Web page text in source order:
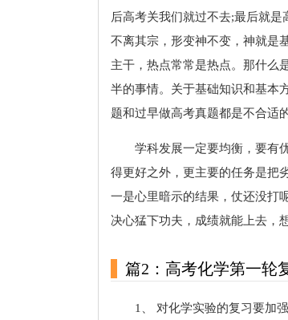
后高考关我们就过不去;最后就
不离其宗，形变神不变，神就是
主干，热点常常是热点。那什么
半的事情。关于基础知识和基本
题和过早做高考真题都是不合适的
学科发展一定要均衡，要有
得更好之外，更主要的任务是把
一是心里暗示的结果，仗还没打
决心猛下功夫，成绩就能上去，
篇2：高考化学第一轮
1、 对化学实验的复习要加